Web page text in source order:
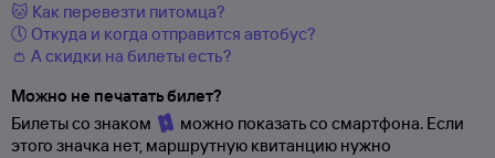
🐱 Как перевезти питомца?
🕔 Откуда и когда отправится автобус?
👛 А скидки на билеты есть?
Можно не печатать билет?
Билеты со знаком
можно показать со смартфона. Если
этого значка нет, маршрутную квитанцию нужно